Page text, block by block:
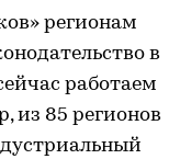
регионам
в
работаем
из 85 регионов